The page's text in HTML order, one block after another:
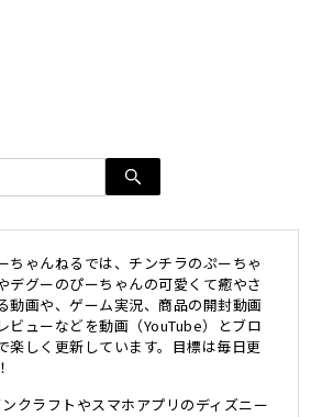
ちゃんねるでは、チンチラのぷーちゃ
デグーのぴーちゃんの可愛くて癒やさ
動画や、ゲーム実況、商品の開封動画
ビューなどを動画（YouTube）とブロ
楽しく更新しています。目標は毎日更
クラフトやスマホアプリのディズニー